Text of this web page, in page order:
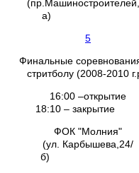
а)
5
Финальные
стритболу (2008-2010
16:00 –открытие
18:10 – закрытие
ФОК "Молния"
(ул. Карбышева,24/
б)